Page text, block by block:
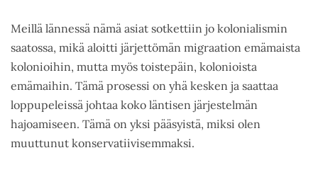
Meillä lännessä nämä asiat sotkettiin jo kolonialismin
saatossa, mikä aloitti järjettömän migraation emämaista
kolonioihin, mutta myös toistepäin, kolonioista
emämaihin. Tämä prosessi on yhä kesken ja saattaa
loppupeleissä johtaa koko läntisen järjestelmän
hajoamiseen. Tämä on yksi pääsyistä, miksi olen
muuttunut konservatiivisemmaksi.